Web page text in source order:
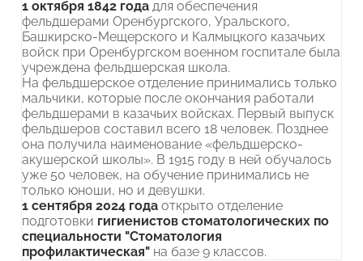
1 октября 1842 года для обеспечения
фельдшерами Оренбургского, Уральского,
Башкирско-Мещерского и Калмыцкого казачьих
войск при Оренбургском военном госпитале была
учреждена фельдшерская школа.
На фельдшерское отделение принимались только
мальчики, которые после окончания работали
фельдшерами в казачьих войсках. Первый выпуск
фельдшеров составил всего 18 человек. Позднее
она получила наименование «фельдшерско-
акушерской школы». В 1915 году в ней обучалось
уже 50 человек, на обучение принимались не
только юноши, но и девушки.
1 сентября 2024 года открыто отделение
подготовки гигиенистов стоматологических по
специальности "Стоматология
профилактическая" на базе 9 классов.